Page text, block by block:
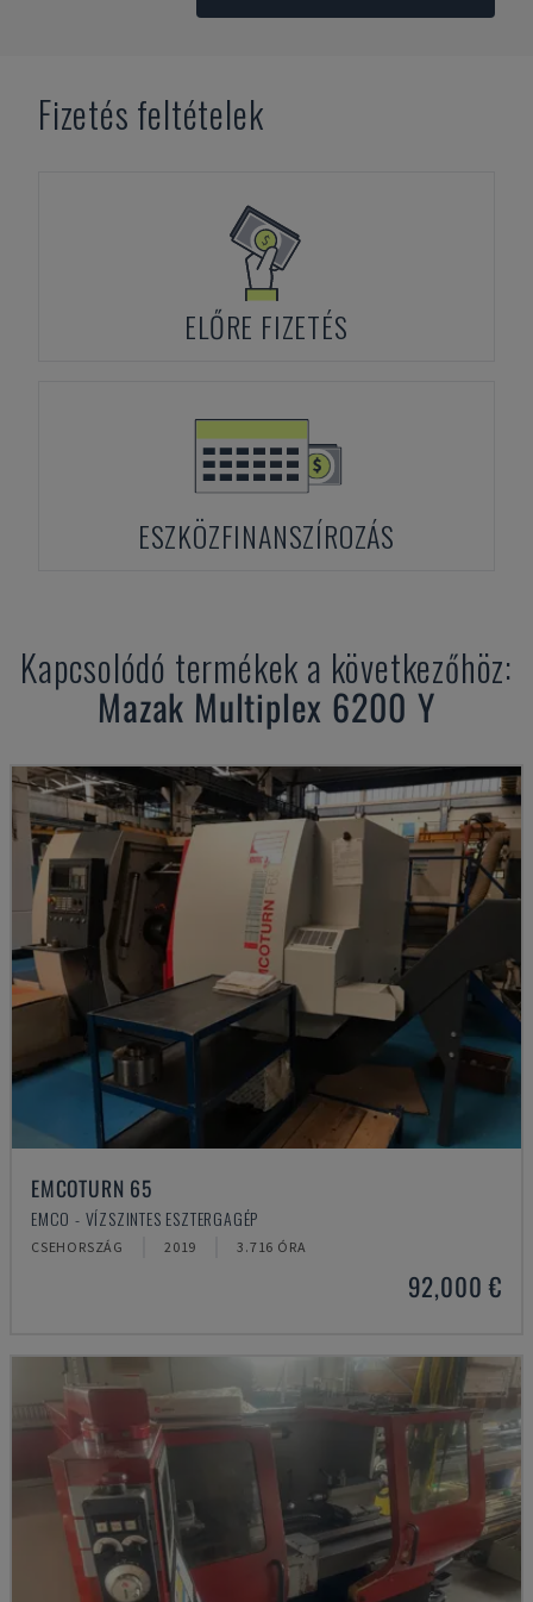
Fizetés feltételek
ELŐRE FIZETÉS
ESZKÖZFINANSZÍROZÁS
Kapcsolódó termékek a következőhöz:
Mazak Multiplex 6200 Y
EMCOTURN 65
EMCO - VÍZSZINTES ESZTERGAGÉP
CSEHORSZÁG 2019 3.716 ÓRA
92,000 €